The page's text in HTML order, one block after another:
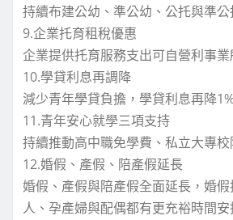
持續布建公幼、準公幼、公托與準
9.企業托育租稅優惠
企業提供托育服務支出可自營利事
10.學貸利息再調降
減少青年學貸負擔，學貸利息再降
11.青年安心就學三項支持
持續推動高中職免學費、私立大專
12.婚假、產假、陪產假延長
婚假、產假與陪產假全面延長，婚
人、孕產婦與配偶都有更充裕時間安